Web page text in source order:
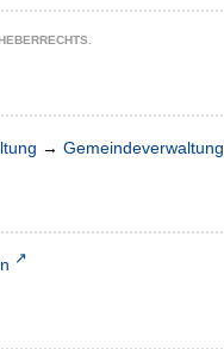
→ Gemeindeverwaltung